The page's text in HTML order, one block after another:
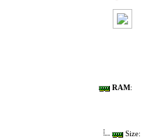
RAM:
Size: